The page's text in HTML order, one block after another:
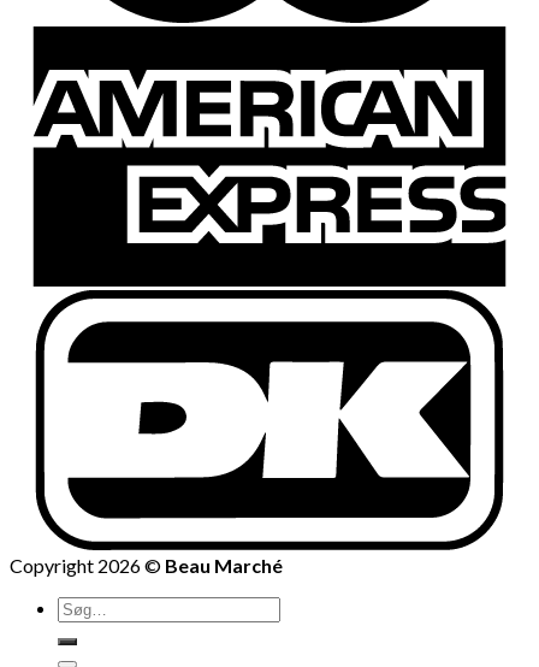
Copyright 2026 © Beau Marché
Søg
efter: